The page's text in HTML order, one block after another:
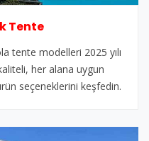
Tente
tente modelleri 2025 yılı
her alana uygun
seçeneklerini keşfedin.